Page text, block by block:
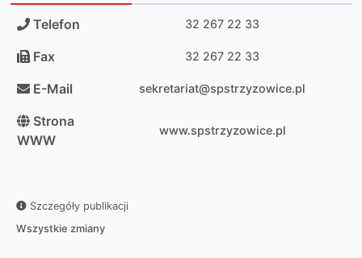
Telefon 32 267 22 33
Fax 32 267 22 33
E-Mail sekretariat@spstrzyzowice.pl
Strona
WWW
www.spstrzyzowice.pl
Szczegóły publikacji
Wszystkie zmiany